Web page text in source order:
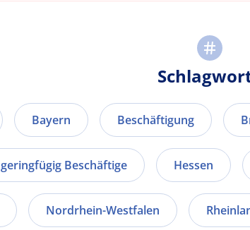
Bayern Beschäftigung
geringfügig Beschäftige Hessen
Nordrhein-Westfalen